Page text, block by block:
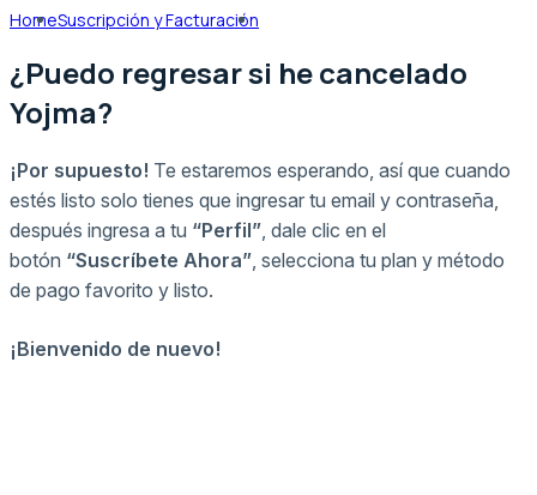
HomeSuscripción y Facturación
¿Puedo regresar si he cancelado
Yojma?
¡Por supuesto! Te estaremos esperando, así que cuando
estés listo solo tienes que ingresar tu email y contraseña,
después ingresa a tu “Perfil” , dale clic en el
botón “Suscríbete Ahora” , selecciona tu plan y método
de pago favorito y listo.
¡Bienvenido de nuevo!